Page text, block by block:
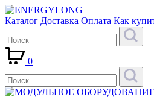
Каталог Доставка Оплата Как
0